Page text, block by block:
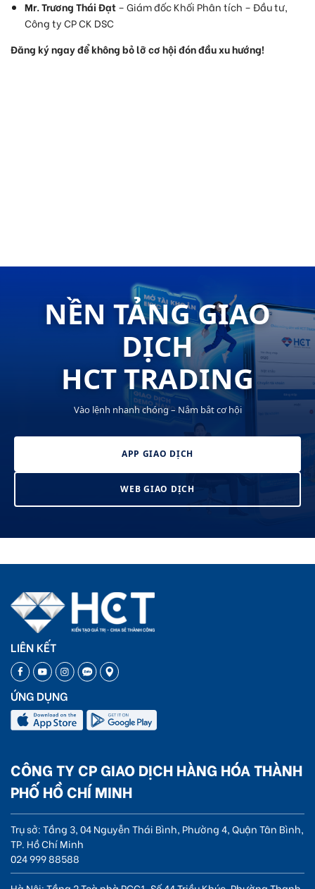
Mr. Trương Thái Đạt– Giám đốc Khối Phân tích – Đầu tư,
Công ty CP CK DSC
Đăng ký ngay để không bỏ lỡ cơ hội đón đầu xu hướng!
NỀN TẢNG GIAO
DỊCH
HCT TRADING
Vào lệnh nhanh chóng – Nắm bắt cơ hội
APP GIAO DỊCH
WEB GIAO DỊCH
LIÊN KẾT
ỨNG DỤNG
CÔNG TY CP GIAO DỊCH HÀNG HÓA THÀNH
PHỐ HỒ CHÍ MINH
Trụ sở: Tầng 3, 04 Nguyễn Thái Bình, Phường 4, Quận Tân Bình,
TP. Hồ Chí Minh
024 999 88588